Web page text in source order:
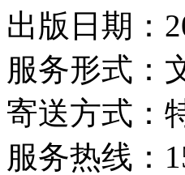
出版日期：
服务形式：
寄送方式：
服务热线：